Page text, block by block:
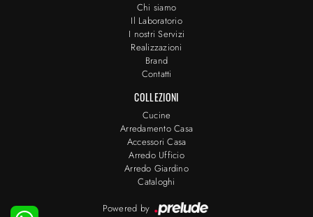
Chi siamo
Il Laboratorio
I nostri Servizi
Realizzazioni
Brand
Contatti
COLLEZIONI
Cucine
Arredamento Casa
Accessori Casa
Arredo Ufficio
Arredo Giardino
Cataloghi
Powered by